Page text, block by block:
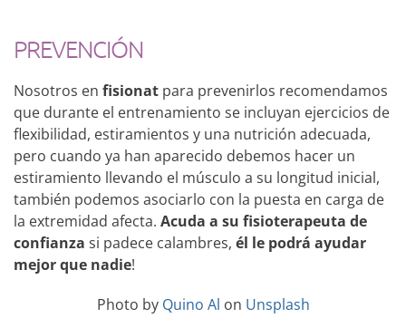
PREVENCIÓN
Nosotros en fisionat para prevenirlos recomendamos
que durante el entrenamiento se incluyan ejercicios de
flexibilidad, estiramientos y una nutrición adecuada,
pero cuando ya han aparecido debemos hacer un
estiramiento llevando el músculo a su longitud inicial,
también podemos asociarlo con la puesta en carga de
la extremidad afecta. Acuda a su fisioterapeuta de
confianza si padece calambres, él le podrá ayudar
mejor que nadie!
Photo by Quino Al on Unsplash